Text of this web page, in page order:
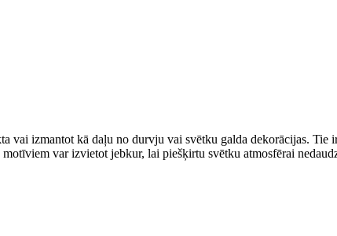
vai izmantot kā daļu no durvju vai svētku galda dekorācijas. Tie
var izvietot jebkur, lai piešķirtu svētku atmosfērai